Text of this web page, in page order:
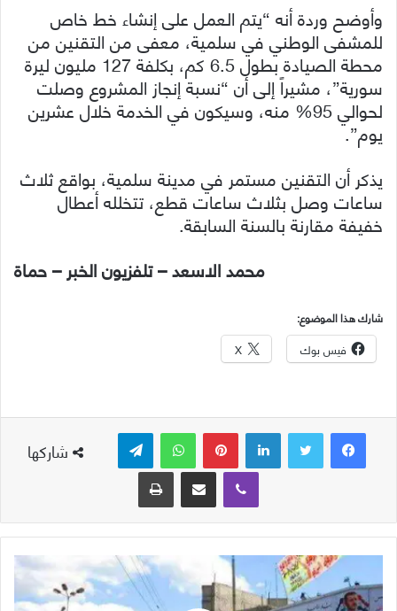
وأوضح وردة أنه “يتم العمل على إنشاء خط خاص
للمشفى الوطني في سلمية، معفى من التقنين من
محطة الصيادة بطول 6.5 كم، بكلفة 127 مليون ليرة
سورية”، مشيراً إلى أن “نسبة إنجاز المشروع وصلت
لحوالي 95% منه، وسيكون في الخدمة خلال عشرين
يوم”.
يذكر أن التقنين مستمر في مدينة سلمية، بواقع ثلاث
ساعات وصل بثلاث ساعات قطع، تتخلله أعطال
خفيفة مقارنة بالسنة السابقة.
محمد الاسعد – تلفزيون الخبر – حماة
شارك هذا الموضوع:
فيس بوك X
شاركها
لينكدإن بينتيريست واتساب
ڤايبر
مشاركة عبر البريد طباعة